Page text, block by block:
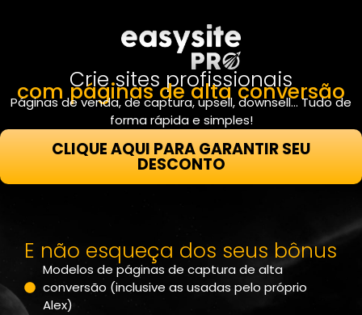
Crie sites profissionais
com páginas de alta conversão
Páginas de venda, de captura, upsell, downsell… Tudo de
forma rápida e simples!
CLIQUE AQUI PARA GARANTIR SEU
DESCONTO
E não esqueça dos seus bônus
Modelos de páginas de captura de alta
conversão (inclusive as usadas pelo próprio
Alex)